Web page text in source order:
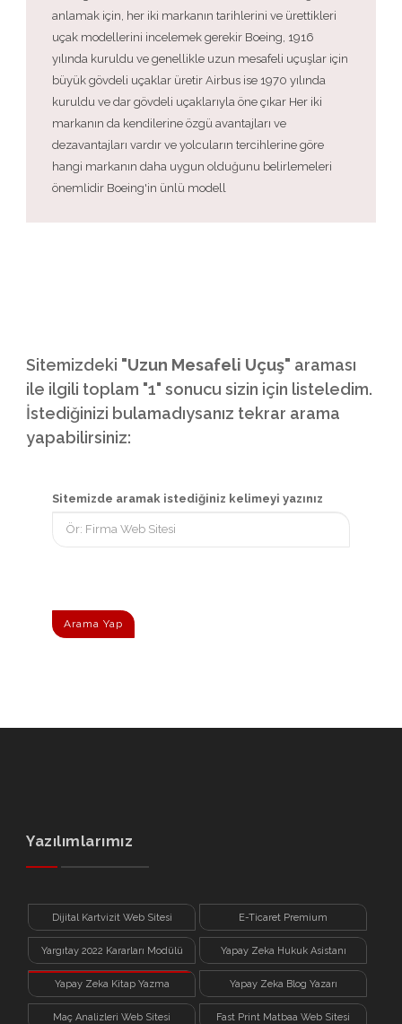
anlamak için, her iki markanın tarihlerini ve ürettikleri
uçak modellerini incelemek gerekir Boeing, 1916
yılında kuruldu ve genellikle uzun mesafeli uçuşlar için
büyük gövdeli uçaklar üretir Airbus ise 1970 yılında
kuruldu ve dar gövdeli uçaklarıyla öne çıkar Her iki
markanın da kendilerine özgü avantajları ve
dezavantajları vardır ve yolcuların tercihlerine göre
hangi markanın daha uygun olduğunu belirlemeleri
önemlidir Boeing'in ünlü modell
Sitemizdeki "Uzun Mesafeli Uçuş" araması
ile ilgili toplam "1" sonucu sizin için listeledim.
İstediğinizi bulamadıysanız tekrar arama
yapabilirsiniz:
Sitemizde aramak istediğiniz kelimeyi yazınız
Arama Yap
Yazılımlarımız
Dijital Kartvizit Web Sitesi E-Ticaret Premium
Yargıtay 2022 Kararları Modülü Yapay Zeka Hukuk Asistanı
Yapay Zeka Kitap Yazma
Sistemi
Yapay Zeka Blog Yazarı
Maç Analizleri Web Sitesi Fast Print Matbaa Web Sitesi